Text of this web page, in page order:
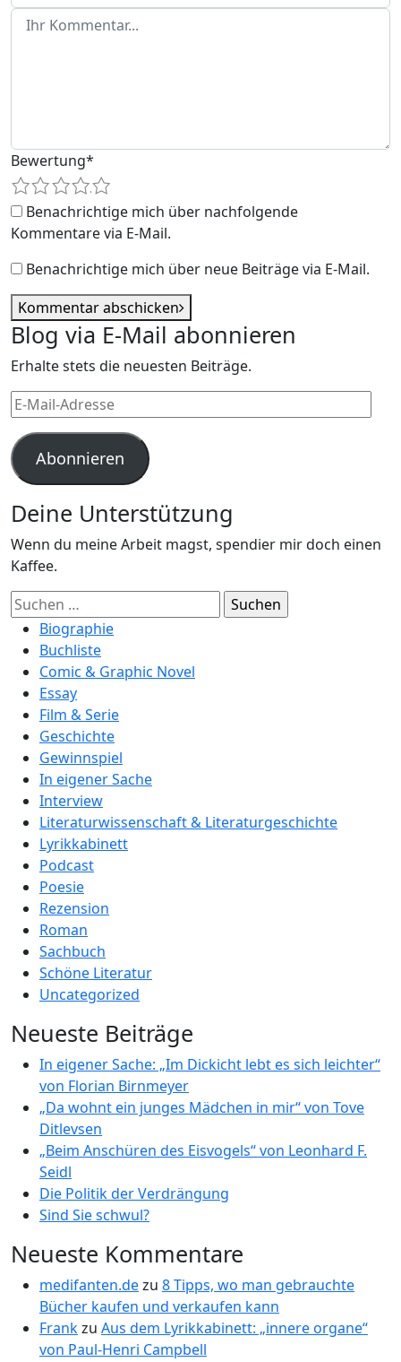
Bewertung*
4
3
2
1
Benachrichtige mich über nachfolgende
Kommentare via E-Mail.
Benachrichtige mich über neue Beiträge via E-Mail.
Kommentar abschicken
Blog via E-Mail abonnieren
Erhalte stets die neuesten Beiträge.
E-
Mail-
Adresse
Abonnieren
Deine Unterstützung
Wenn du meine Arbeit magst, spendier mir doch einen
Kaffee.
Suchen
nach:Biographie
Buchliste
Comic & Graphic Novel
Essay
Film & Serie
Geschichte
Gewinnspiel
In eigener Sache
Interview
Literaturwissenschaft & Literaturgeschichte
Lyrikkabinett
Podcast
Poesie
Rezension
Roman
Sachbuch
Schöne Literatur
Uncategorized
Neueste Beiträge
In eigener Sache: „Im Dickicht lebt es sich leichter“
von Florian Birnmeyer
„Da wohnt ein junges Mädchen in mir“ von Tove
Ditlevsen
„Beim Anschüren des Eisvogels“ von Leonhard F.
Seidl
Die Politik der Verdrängung
Sind Sie schwul?
Neueste Kommentare
medifanten.dezu 8 Tipps, wo man gebrauchte
Bücher kaufen und verkaufen kann
Frankzu Aus dem Lyrikkabinett: „innere organe“
von Paul-Henri Campbell